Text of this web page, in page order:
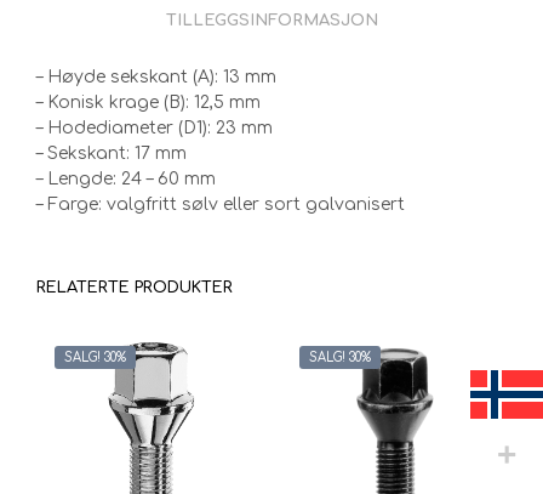
TILLEGGSINFORMASJON
– Høyde sekskant (A): 13 mm
– Konisk krage (B): 12,5 mm
– Hodediameter (D1): 23 mm
– Sekskant: 17 mm
– Lengde: 24 – 60 mm
– Farge: valgfritt sølv eller sort galvanisert
RELATERTE PRODUKTER
SALG! 30% SALG! 30%